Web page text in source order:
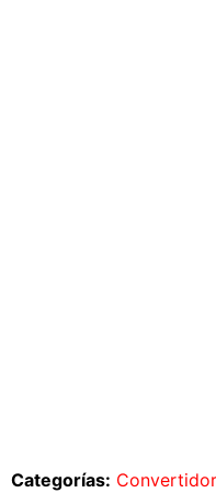
Categorías: